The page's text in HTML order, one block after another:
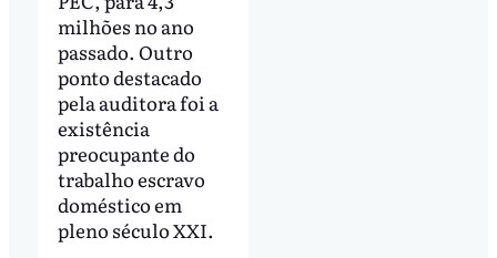
milhões no ano
passado. Outro
ponto destacado
pela auditora foi a
existência
preocupante do
trabalho escravo
doméstico em
pleno século XXI.